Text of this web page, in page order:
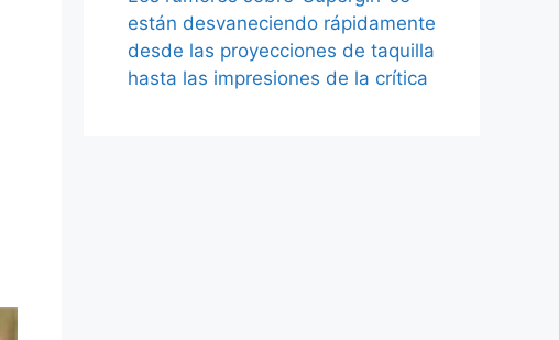
están desvaneciendo rápidamente
desde las proyecciones de taquilla
hasta las impresiones de la crítica